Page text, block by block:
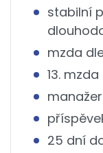
stabilní
mzda
13. mzda
25 dní